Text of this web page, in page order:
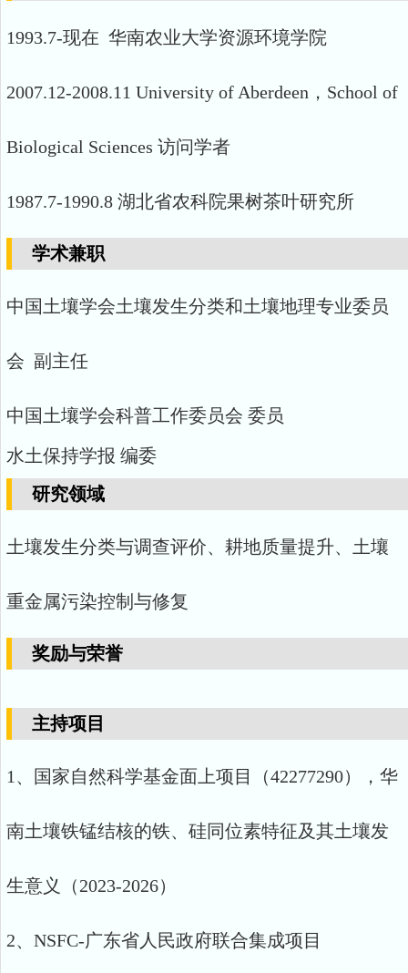
1993.7-现在 华南农业大学资源环境学院
2007.12-2008.11 University of Aberdeen，School of
Biological Sciences 访问学者
1987.7-1990.8 湖北省农科院果树茶叶研究所
学术兼职
中国土壤学会土壤发生分类和土壤地理专业委员
会 副主任
中国土壤学会科普工作委员会 委员
水土保持学报 编委
研究领域
土壤发生分类与调查评价、耕地质量提升、土壤
重金属污染控制与修复
奖励与荣誉
主持项目
1、 国家自然科学基金面上项目（42277290） ， 华
南土壤铁锰结核的铁、硅同位素特征及其土壤发
生意义 （2023-2026）
2、 NSFC-广东省人民政府联合集成项目